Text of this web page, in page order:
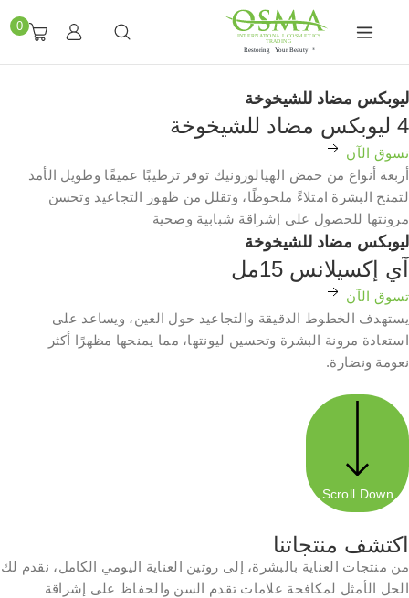
0
ليوبكس مضاد للشيخوخة
4 ليوبكس مضاد للشيخوخة
تسوق الآن
أربعة أنواع من حمض الهيالورونيك توفر ترطيبًا عميقًا وطويل الأمد
لتمنح البشرة امتلاءً ملحوظًا، وتقلل من ظهور التجاعيد وتحسن
مرونتها للحصول على إشراقة شبابية وصحية
ليوبكس مضاد للشيخوخة
آي إكسيلانس 15مل
تسوق الآن
يستهدف الخطوط الدقيقة والتجاعيد حول العين، ويساعد على
استعادة مرونة البشرة وتحسين ليونتها، مما يمنحها مظهرًا أكثر
نعومة ونضارة.
Scroll Down
اكتشف منتجاتنا​
من منتجات العناية بالبشرة، إلى روتين العناية اليومي الكامل، نقدم لك
الحل الأمثل لمكافحة علامات تقدم السن والحفاظ على إشراقة